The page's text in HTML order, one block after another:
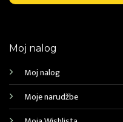
Moj nalog
Moj nalog
Moje narudžbe